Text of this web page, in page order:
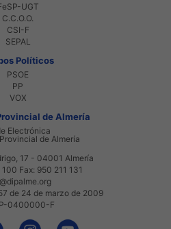
UGT
C.C.O.O.
CSI-F
SEPAL
Políticos
PSOE
PP
VOX
de Almería
Electrónica
de Almería
17 - 04001 Almería
Fax: 950 211 131
de 24 de marzo de 2009
0400000-F